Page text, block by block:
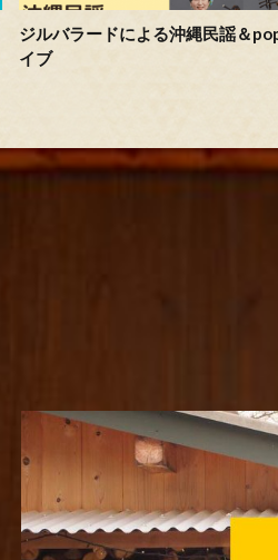
ジルバラードによる沖縄民謡＆
イブ